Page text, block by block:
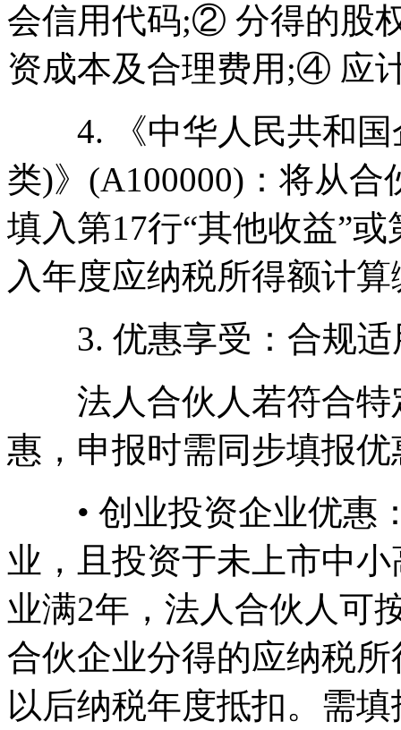
会信用代码;② 分得的股
资成本及合理费用;④ 应
4. 《中华人民共和国
类)》(A100000)：将从
填入第17行“其他收益”
入年度应纳税所得额计
3. 优惠享受：合规适
法人合伙人若符合特
惠，申报时需同步填报
• 创业投资企业优惠
业，且投资于未上市中
业满2年，法人合伙人可
合伙企业分得的应纳税
以后纳税年度抵扣。需